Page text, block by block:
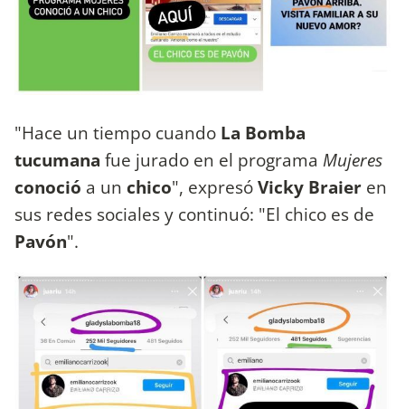
"Hace un tiempo cuando La Bomba
tucumana fue jurado en el programa Mujeres
conoció a un chico", expresóVicky Braier en
sus redes sociales y continuó: "El chico es de
Pavón".